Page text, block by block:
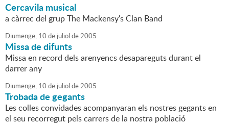
Cercavila musical
a càrrec del grup The Mackensy's Clan Band
Diumenge, 10 de juliol de2005
Missa de difunts
Missa en record dels arenyencs desapareguts durant el
darrer any
Diumenge, 10 de juliol de2005
Trobada de gegants
Les colles convidades acompanyaran els nostres gegants en
el seu recorregut pels carrers de la nostra població